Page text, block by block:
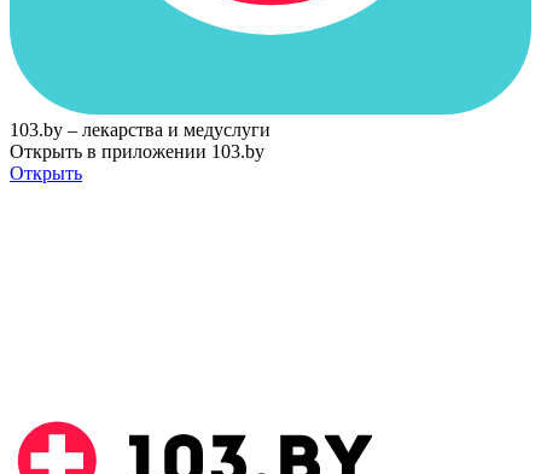
103.by – лекарства и медуслуги
Открыть в приложении 103.by
Открыть